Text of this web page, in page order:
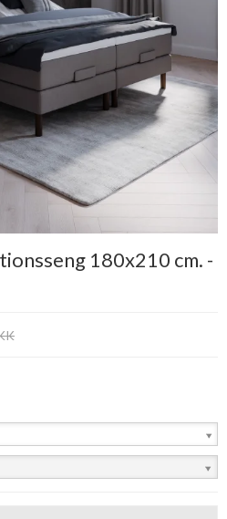
180x210 cm. -